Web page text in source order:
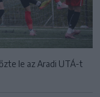
le az Aradi UTÁ-t